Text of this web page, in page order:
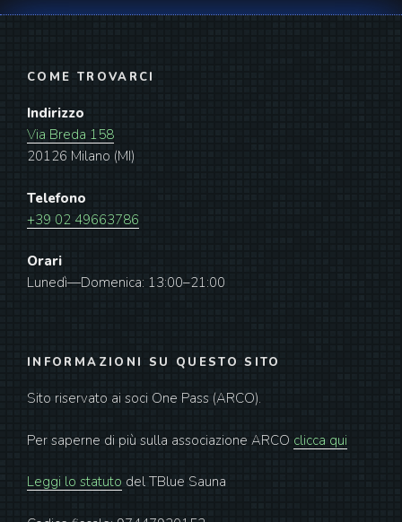
COME TROVARCI
Indirizzo
Via Breda 158
20126 Milano (MI)
Telefono
+39 02 49663786
Orari
Lunedì—Domenica: 13:00–21:00
INFORMAZIONI SU QUESTO SITO
Sito riservato ai soci One Pass (ARCO).
Per saperne di più sulla associazione ARCO clicca qui
Leggi lo statuto del TBlue Sauna